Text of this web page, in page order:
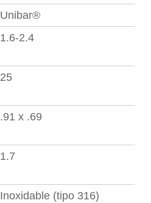
Unibar®
1.6-2.4
25
.91 x .69
1.7
Inoxidable (tipo 316)